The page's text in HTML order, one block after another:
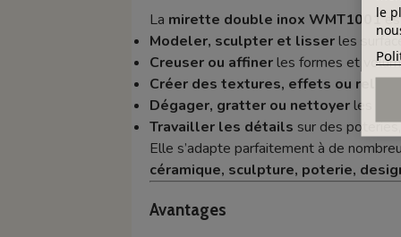
La mirette double inox WMT1001
Modeler, sculpter et lisserles
Creuser ou affinerles formes et
Créer des textures, effets ou reliefs
Dégager, gratter ou nettoyerles
Travailler les détails sur des
Elle s’adapte parfaitement à de
céramique, sculpture, poterie,
Avantages
le